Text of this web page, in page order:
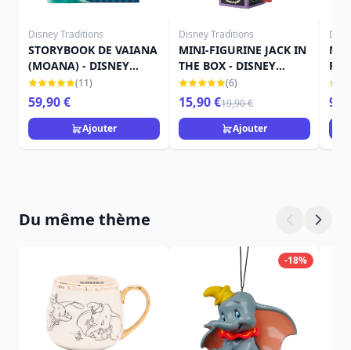
Disney Traditions
STORYBOOK DE VAIANA
(MOANA) - DISNEY
TRADITIONS
(11)
59,90 €
Ajouter
Disney Traditions
MINI-FIGURINE JACK IN
THE BOX - DISNEY
TRADITIONS
(6)
15,90 €19,90 €
Ajouter
-
Du même thème
-18%